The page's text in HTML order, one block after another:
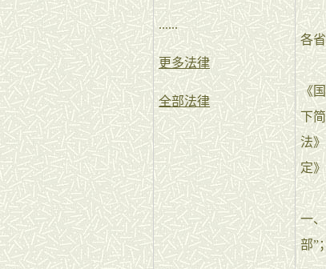
......
更多法律
全部法律
各
《
下
法
定
一
部”